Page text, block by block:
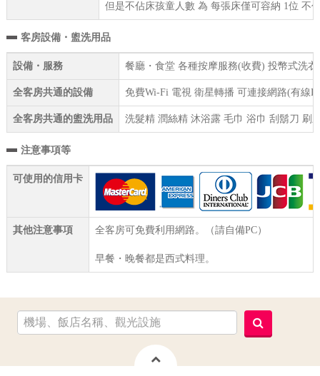
但是不佔床孩童人數 為 每張床僅可容納 1位 不
客房設備・盥洗用品
設備・服務 餐廳・食堂 各種按摩服務(收費) 投幣式洗
全客房共通的設備 免費Wi-Fi 電視 衛星轉播 可連接網路(有線
全客房共通的盥洗用品 洗髮精 潤絲精 沐浴露 毛巾 浴巾 刮鬍刀 刷
注意事項等
可使用的信用卡
其他注意事項 全客房可免費利用網路。（請自備PC）
早餐・晚餐都是西式料理。